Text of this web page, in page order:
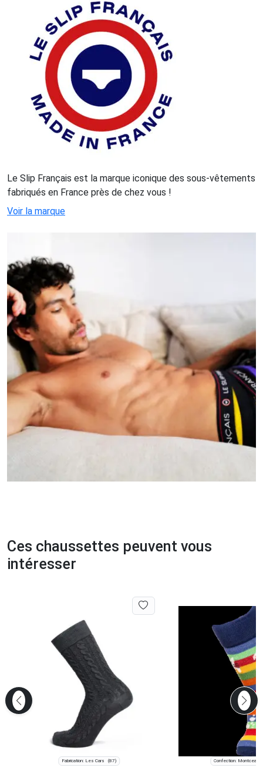
Le Slip Français est la marque iconique des sous-vêtements
fabriqués en France près de chez vous !
Voir la marque
Ces chaussettes peuvent vous
intéresser
Fabrication: Les Cars (87) Confection: Montceau-